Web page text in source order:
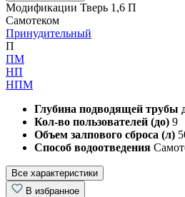
Модификации Тверь 1,6 П
Самотеком
Принудительный
П
ПМ
НП
НПМ
Глубина подводящей трубы
Кол-во пользователей (до) 9
Объем залпового сброса (л)
Способ водоотведения
Все характеристики
В избранное